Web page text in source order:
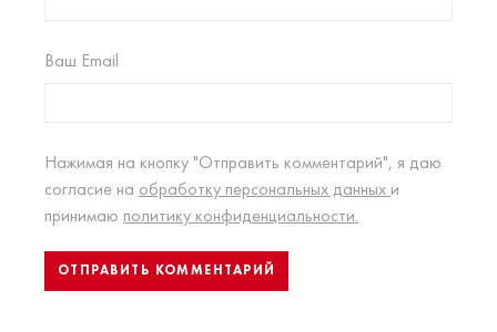
Ваш Email
Нажимая на кнопку "Отправить комментарий", я даю
согласие на обработку персональных данных и
принимаю политику конфиденциальности.